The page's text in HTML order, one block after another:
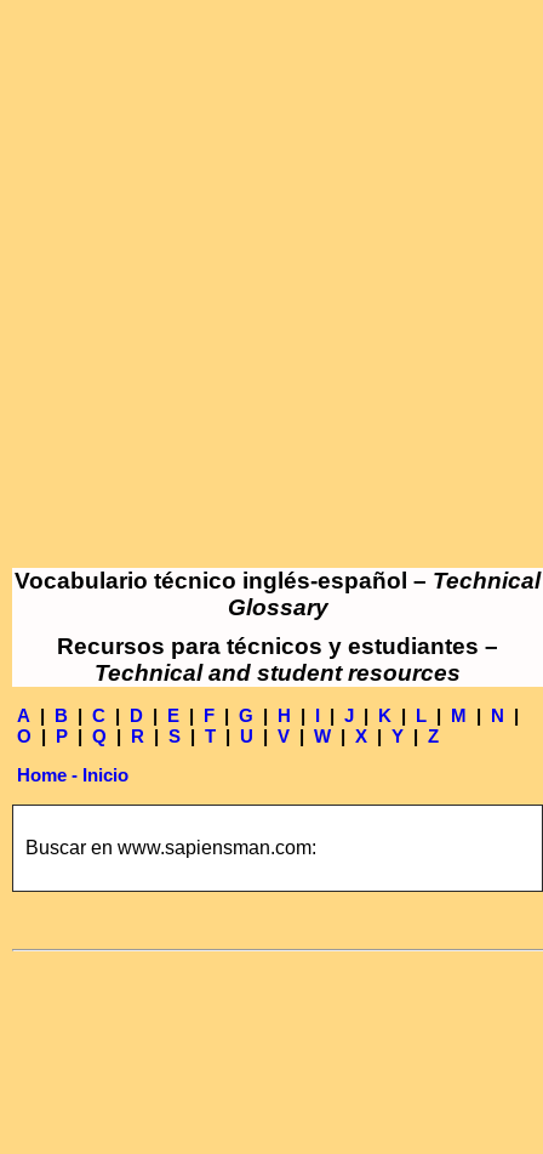
Vocabulario técnico inglés-español – Technical
Glossary
Recursos para técnicos y estudiantes –
Technical and student resources
A | B | C | D | E | F | G | H | I | J | K | L | M | N |
O | P | Q | R | S | T | U | V | W | X | Y | Z
Home - Inicio
Buscar en www.sapiensman.com: